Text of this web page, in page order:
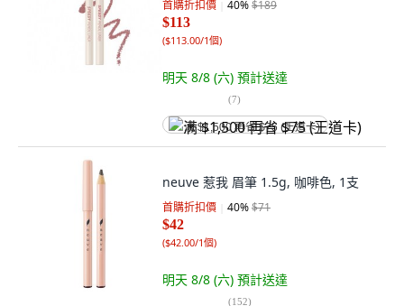
首購折扣價 40%$189
$113
($113.00/1個)
明天 8/8 (六) 預計送達
(7)
满 $1,500 再省 $75 (王道卡)
neuve 惹我 眉筆 1.5g, 咖啡色, 1支
首購折扣價 40%$71
$42
($42.00/1個)
明天 8/8 (六) 預計送達
(152)